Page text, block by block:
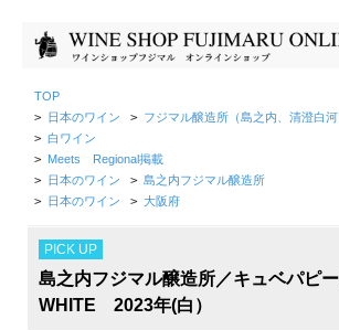
TOP
> 日本のワイン > フジマル醸造所（島之内、清澄白河
> 白ワイン
> Meets Regional掲載
> 日本のワイン > 島之内フジマル醸造所
> 日本のワイン > 大阪府
PICK UP
島之内フジマル醸造所／キュベパピ
WHITE 2023年(白）